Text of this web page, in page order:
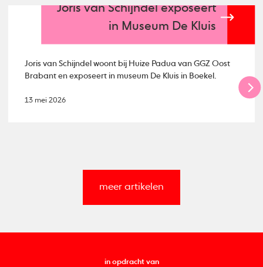
Joris van Schijndel exposeert
in Museum De Kluis
Joris van Schijndel woont bij Huize Padua van GGZ Oost
Brabant en exposeert in museum De Kluis in Boekel.
13 mei 2026
meer artikelen
in opdracht van